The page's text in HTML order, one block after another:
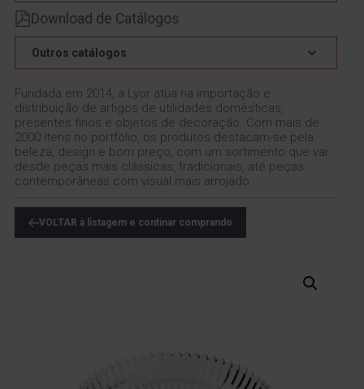
Download de Catálogos
Outros catálogos
Fundada em 2014, a Lyor atua na importação e
distribuição de artigos de utilidades domésticas,
presentes finos e objetos de decoração. Com mais de
2000 itens no portfólio, os produtos destacam-se pela
beleza, design e bom preço, com um sortimento que vai
desde peças mais clássicas, tradicionais, até peças
contemporâneas com visual mais arrojado.
VOLTAR à listagem e continar comprando